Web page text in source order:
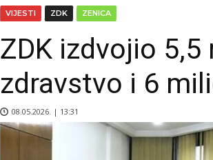
VIJESTI ZDK ZENICA
ZDK izdvojio 5,5
zdravstvo i 6
08.05.2026. | 13:31